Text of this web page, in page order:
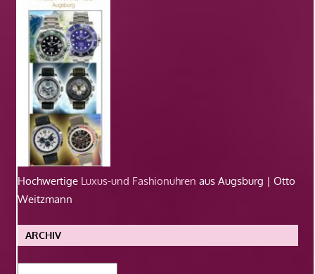
Hochwertige Luxus-und Fashionuhren aus Augsburg | Otto
Weitzmann
ARCHIV